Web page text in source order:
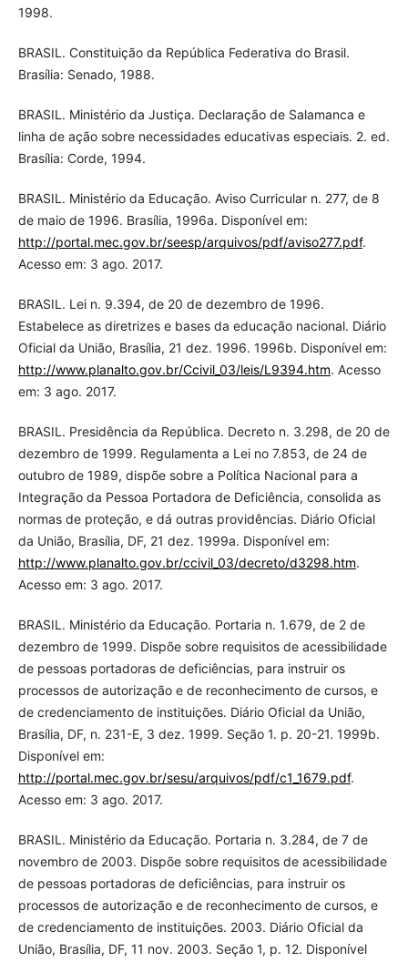
1998.
BRASIL. Constituição da República Federativa do Brasil.
Brasília: Senado, 1988.
BRASIL. Ministério da Justiça. Declaração de Salamanca e
linha de ação sobre necessidades educativas especiais. 2. ed.
Brasília: Corde, 1994.
BRASIL. Ministério da Educação. Aviso Curricular n. 277, de 8
de maio de 1996. Brasília, 1996a. Disponível em:
http://portal.mec.gov.br/seesp/arquivos/pdf/aviso277.pdf.
Acesso em: 3 ago. 2017.
BRASIL. Lei n. 9.394, de 20 de dezembro de 1996.
Estabelece as diretrizes e bases da educação nacional. Diário
Oficial da União, Brasília, 21 dez. 1996. 1996b. Disponível em:
http://www.planalto.gov.br/Ccivil_03/leis/L9394.htm. Acesso
em: 3 ago. 2017.
BRASIL. Presidência da República. Decreto n. 3.298, de 20 de
dezembro de 1999. Regulamenta a Lei no 7.853, de 24 de
outubro de 1989, dispõe sobre a Política Nacional para a
Integração da Pessoa Portadora de Deficiência, consolida as
normas de proteção, e dá outras providências. Diário Oficial
da União, Brasília, DF, 21 dez. 1999a. Disponível em:
http://www.planalto.gov.br/ccivil_03/decreto/d3298.htm.
Acesso em: 3 ago. 2017.
BRASIL. Ministério da Educação. Portaria n. 1.679, de 2 de
dezembro de 1999. Dispõe sobre requisitos de acessibilidade
de pessoas portadoras de deficiências, para instruir os
processos de autorização e de reconhecimento de cursos, e
de credenciamento de instituições. Diário Oficial da União,
Brasília, DF, n. 231-E, 3 dez. 1999. Seção 1. p. 20-21. 1999b.
Disponível em:
http://portal.mec.gov.br/sesu/arquivos/pdf/c1_1679.pdf.
Acesso em: 3 ago. 2017.
BRASIL. Ministério da Educação. Portaria n. 3.284, de 7 de
novembro de 2003. Dispõe sobre requisitos de acessibilidade
de pessoas portadoras de deficiências, para instruir os
processos de autorização e de reconhecimento de cursos, e
de credenciamento de instituições. 2003. Diário Oficial da
União, Brasília, DF, 11 nov. 2003. Seção 1, p. 12. Disponível